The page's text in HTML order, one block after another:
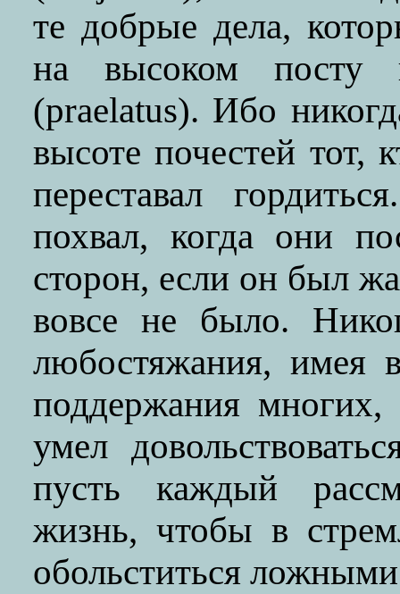
те добрые дела,
на высоком посту
(praelatus). Ибо
высоте почестей тот,
переставал
похвал, когда они
сторон, если он был
вовсе не было.
любостяжания, имея
поддержания
умел
пусть каждый
жизнь, чтобы в
обольститься